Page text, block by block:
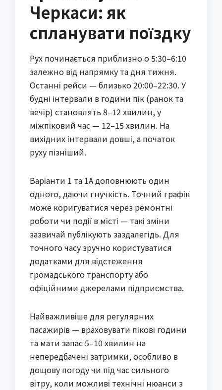
Черкаси: як
спланувати поїздку
Рух починається приблизно о 5:30–6:10
залежно від напрямку та дня тижня.
Останні рейси — близько 20:00–22:30. У
будні інтервали в години пік (ранок та
вечір) становлять 8–12 хвилин, у
міжпіковий час — 12–15 хвилин. На
вихідних інтервали довші, а початок
руху пізніший.
Варіанти 1 та 1А доповнюють один
одного, даючи гнучкість. Точний графік
може коригуватися через ремонтні
роботи чи події в місті — такі зміни
зазвичай публікують заздалегідь. Для
точного часу зручно користуватися
додатками для відстеження
громадського транспорту або
офіційними джерелами підприємства.
Найважливіше для регулярних
пасажирів — враховувати пікові години
та мати запас 5–10 хвилин на
непередбачені затримки, особливо в
дощову погоду чи під час сильного
вітру, коли можливі технічні нюанси з